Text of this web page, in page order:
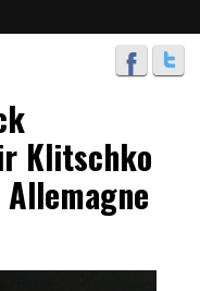
Klitschko